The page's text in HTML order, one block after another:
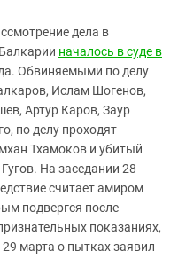
дела в
началось в суде в
Обвиняемыми по делу
Ислам Шогенов,
Артур Каров, Заур
по делу проходят
Тхамоков и убитый
На заседании 28
считает амиром
подвергся после
показаниях,
марта о пытках заявил